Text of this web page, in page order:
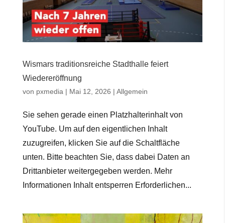
Wismars traditionsreiche Stadthalle feiert
Wiedereröffnung
von pxmedia | Mai 12, 2026 | Allgemein
Sie sehen gerade einen Platzhalterinhalt von
YouTube. Um auf den eigentlichen Inhalt
zuzugreifen, klicken Sie auf die Schaltfläche
unten. Bitte beachten Sie, dass dabei Daten an
Drittanbieter weitergegeben werden. Mehr
Informationen Inhalt entsperren Erforderlichen...